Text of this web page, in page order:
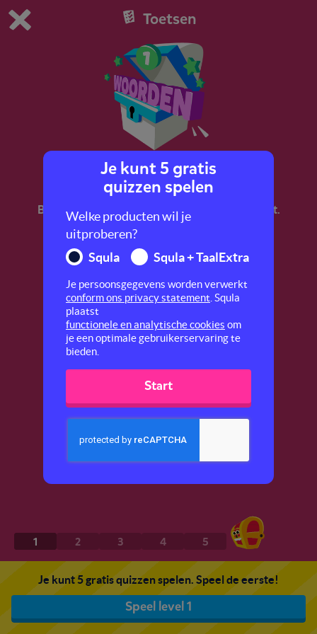
Dit is de gratis demo van Squla.
Bestel nu
0 1
Toetsen
Woordenschat 1
Bereid je voor op de LVS-toetsen woordenschat.
Oefen met de betekenis, tegenstellingen en
synoniemen van verschillende woorden.
1 2 3 4 5
Je kunt 5 gratis quizzen spelen. Speel de eerste!
Speel level 1
Je kunt 5 gratis
quizzen spelen
Welke producten wil je
uitproberen?
Squla
Squla + TaalExtra
Je persoonsgegevens worden verwerkt
conform ons privacy statement . Squla
plaatst
functionele en analytische cookies om
je een optimale gebruikerservaring te
bieden.
Start